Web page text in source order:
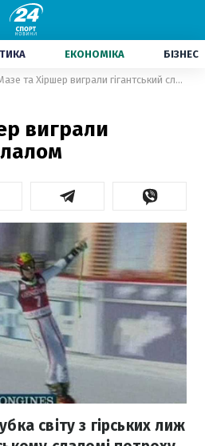
ЕКОНОМІКА БІЗНЕС
Мазе та Хіршер виграли гігантський слалом
виграли
світу з гірських лиж